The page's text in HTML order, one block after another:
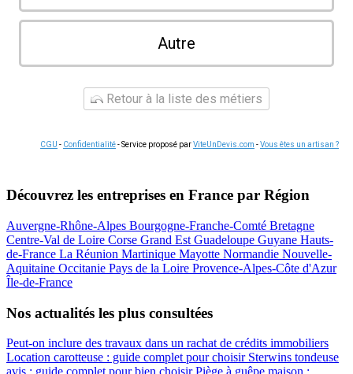
Autre
Retour à la liste des métiers
CGU - Confidentialité- Service proposé parViteUnDevis.com -Vous êtes un artisan ?
Découvrez les entreprises en France par Région
Auvergne-Rhône-Alpes Bourgogne-Franche-Comté Bretagne
Centre-Val de Loire Corse Grand Est Guadeloupe Guyane Hauts-
de-France La Réunion Martinique Mayotte Normandie Nouvelle-
Aquitaine Occitanie Pays de la Loire Provence-Alpes-Côte d'Azur
Île-de-France
Nos actualités les plus consultées
Peut-on inclure des travaux dans un rachat de crédits immobiliers
Location carotteuse : guide complet pour choisir Sterwins tondeuse